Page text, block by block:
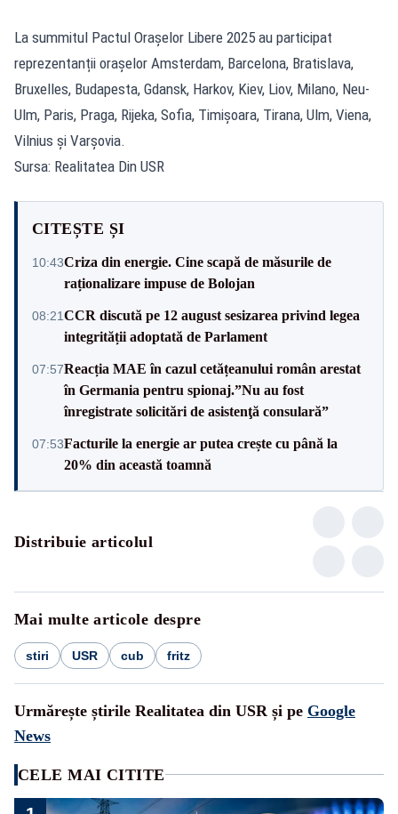
La summitul Pactul Orașelor Libere 2025 au participat
reprezentanții orașelor Amsterdam, Barcelona, Bratislava,
Bruxelles, Budapesta, Gdansk, Harkov, Kiev, Liov, Milano, Neu-
Ulm, Paris, Praga, Rijeka, Sofia, Timișoara, Tirana, Ulm, Viena,
Vilnius și Varșovia.
Sursa: Realitatea Din USR
CITEȘTE ȘI
10:43Criza din energie. Cine scapă de măsurile de
raționalizare impuse de Bolojan
08:21CCR discută pe 12 august sesizarea privind legea
integrității adoptată de Parlament
07:57Reacția MAE în cazul cetățeanului român arestat
în Germania pentru spionaj.”Nu au fost
înregistrate solicitări de asistenţă consulară”
07:53Facturile la energie ar putea crește cu până la
20% din această toamnă
Distribuie articolul
Mai multe articole despre
stiri USR cub fritz
Urmărește știrile Realitatea din USR și pe Google
News
CELE MAI CITITE